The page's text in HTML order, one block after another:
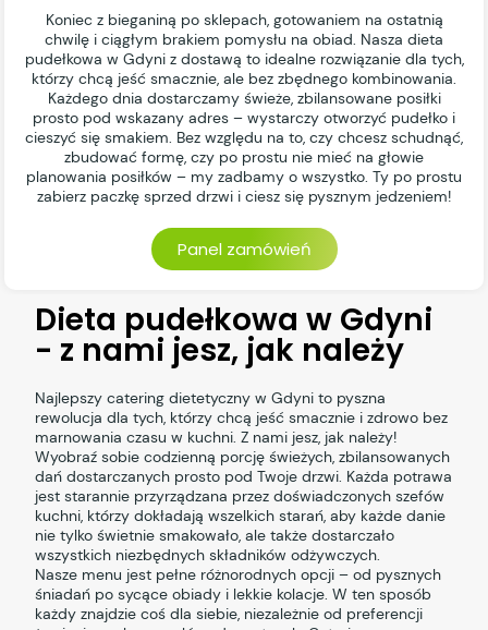
Koniec z bieganiną po sklepach, gotowaniem na ostatnią
chwilę i ciągłym brakiem pomysłu na obiad. Nasza dieta
pudełkowa w Gdyni z dostawą to idealne rozwiązanie dla tych,
którzy chcą jeść smacznie, ale bez zbędnego kombinowania.
Każdego dnia dostarczamy świeże, zbilansowane posiłki
prosto pod wskazany adres – wystarczy otworzyć pudełko i
cieszyć się smakiem. Bez względu na to, czy chcesz schudnąć,
zbudować formę, czy po prostu nie mieć na głowie
planowania posiłków – my zadbamy o wszystko. Ty po prostu
zabierz paczkę sprzed drzwi i ciesz się pysznym jedzeniem!
Panel zamówień
Dieta pudełkowa w Gdyni
- z nami jesz, jak należy
Najlepszy catering dietetyczny w Gdyni to pyszna
rewolucja dla tych, którzy chcą jeść smacznie i zdrowo bez
marnowania czasu w kuchni. Z nami jesz, jak należy!
Wyobraź sobie codzienną porcję świeżych, zbilansowanych
dań dostarczanych prosto pod Twoje drzwi. Każda potrawa
jest starannie przyrządzana przez doświadczonych szefów
kuchni, którzy dokładają wszelkich starań, aby każde danie
nie tylko świetnie smakowało, ale także dostarczało
wszystkich niezbędnych składników odżywczych.
Nasze menu jest pełne różnorodnych opcji – od pysznych
śniadań po sycące obiady i lekkie kolacje. W ten sposób
każdy znajdzie coś dla siebie, niezależnie od preferencji